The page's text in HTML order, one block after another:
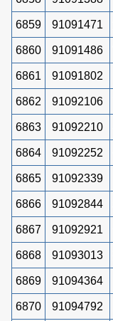
6859 91091471
6860 91091486
6861 91091802
6862 91092106
6863 91092210
6864 91092252
6865 91092339
6866 91092844
6867 91092921
6868 91093013
6869 91094364
6870 91094792